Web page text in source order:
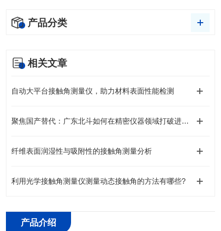
产品分类
相关文章
自动大平台接触角测量仪，助力材料表面性能检测
聚焦国产替代：广东北斗如何在精密仪器领域打破进口垄断？
纤维表面润湿性与吸附性的接触角测量分析
利用光学接触角测量仪测量动态接触角的方法有哪些?
产品介绍